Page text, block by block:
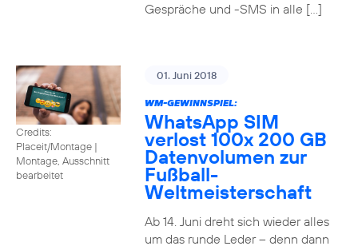
Gespräche und -SMS in alle […]
Credits:
Placeit/Montage |
Montage, Ausschnitt
bearbeitet
01. Juni 2018
WM-GEWINNSPIEL:
WhatsApp SIM
verlost 100x 200 GB
Datenvolumen zur
Fußball-
Weltmeisterschaft
Ab 14. Juni dreht sich wieder alles
um das runde Leder – denn dann